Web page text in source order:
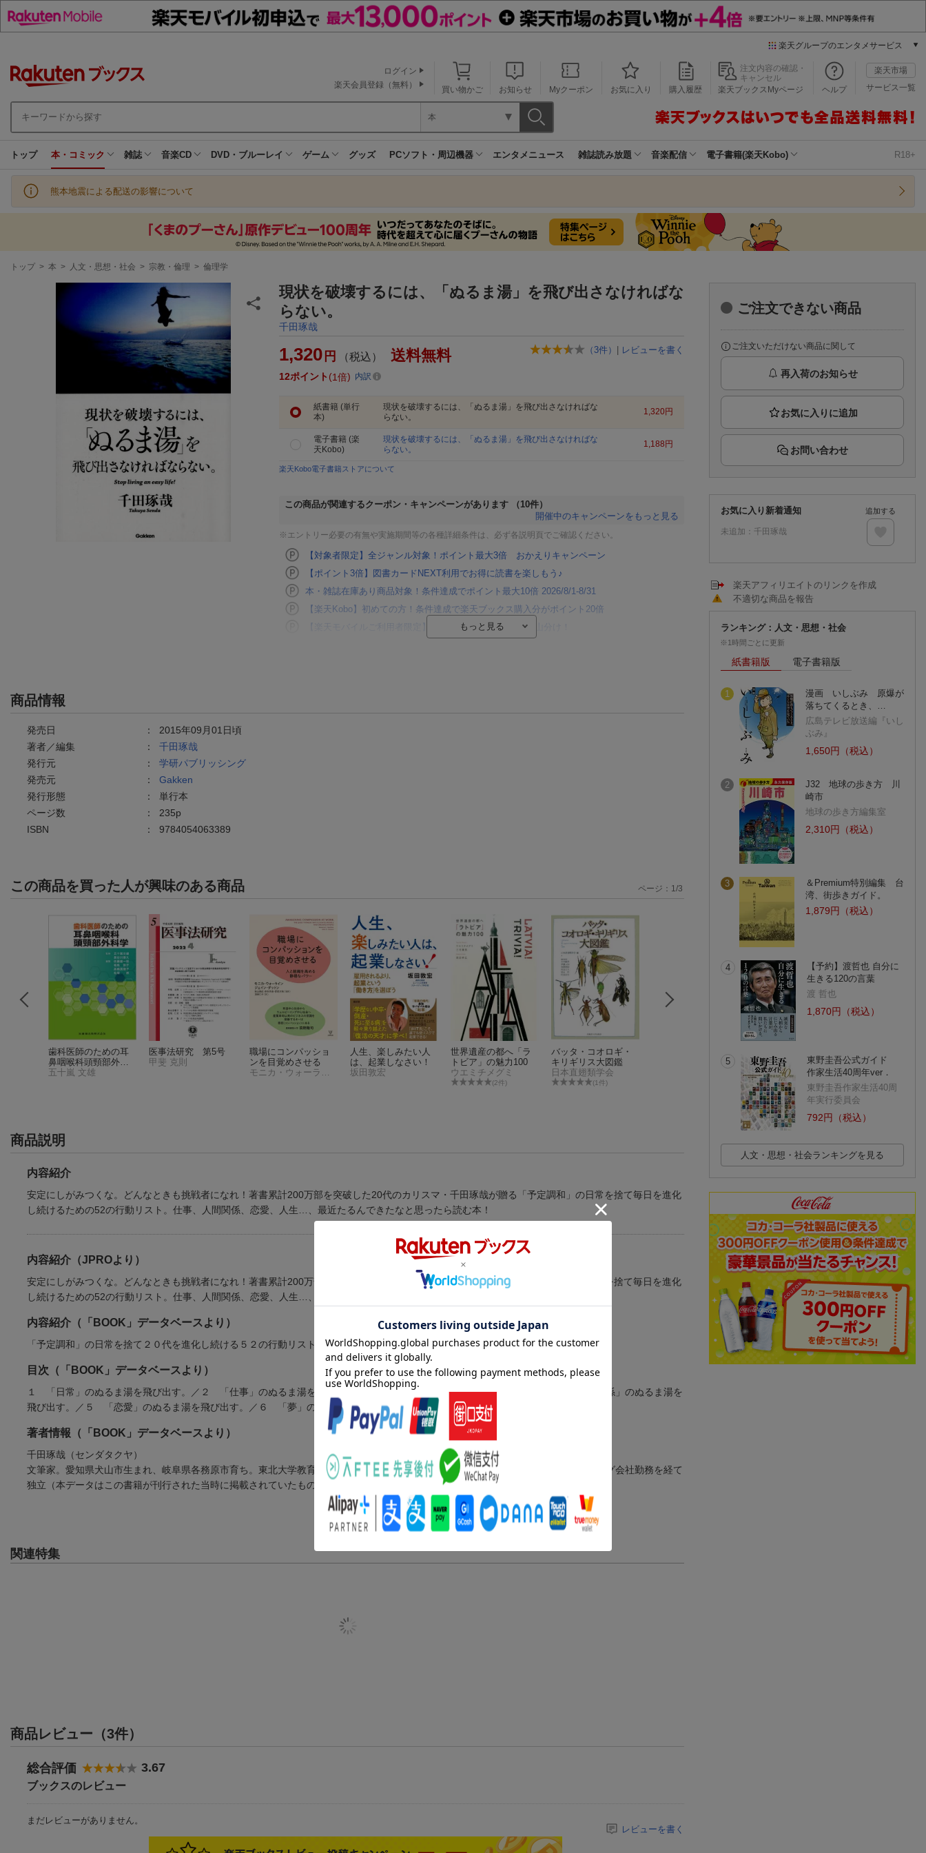
楽天グループのエンタメサービス
本/ゲーム/CD/DVD
楽天ブックス
楽天Kobo
楽天チケット
エンタメニュース
推し楽
買い物かご お知らせ Myクーポン お気に入り 購入履歴
注文内容の確認・
キャンセル
楽天ブックスMyページ
ヘルプ
楽天市場
サービス一覧
ログイン
楽天会員登録（無料）
本
トップ 本・コミック 雑誌 音楽CD DVD・ブルーレイ ゲーム グッズ PCソフト・周辺機器 エンタメニュース 雑誌読み放題 音楽配信 電子書籍(楽天Kobo) R18+
熊本地震による配送の影響について
現
トップ > 本 > 人文・思想・社会 > 宗教・倫理 > 倫理学
現状を破壊するには、「ぬるま湯」を飛び出さなければな
らない。
千田琢哉
（ 3件） | レビューを書く
1,320 円 （税込） 送料無料
12ポイント 1倍 内訳
紙書籍 (単行
本)
現状を破壊するには、「ぬるま湯」を飛び出さなければな
らない。
1,320円
電子書籍 (楽
天Kobo)
現状を破壊するには、「ぬるま湯」を飛び出さなければな
らない。
1,188 円
楽天Kobo電子書籍ストアについて
この商品が関連するクーポン・キャンペーンがあります
（10件）
開催中のキャンペーンをもっと見る
※エントリー必要の有無や実施期間等の各種詳細条件は、必ず各説明頁でご確認ください。
【対象者限定】全ジャンル対象！ポイント最大3倍 おかえりキャンペーン
【ポイント3倍】図書カードNEXT利用でお得に読書を楽しもう♪
本・雑誌在庫あり商品対象！条件達成でポイント最大10倍 2026/8/1-8/31
【楽天Kobo】初めての方！条件達成で楽天ブックス購入分がポイント20倍
【楽天モバイルご利用者限定】条件達成で100万ポイント山分け！
商品情報
発売日 ： 2015年09月01日頃
著者／編集
： 千田琢哉
発行元
： 学研パブリッシング
発売元
： Gakken
発行形態
： 単行本
ページ数
： 235p
ISBN
： 9784054063389
この商品を買った人が興味のある商品
歯科医師のための耳
鼻咽喉科頭頸部外科
学
五十嵐 文雄
医事法研究 第5号
甲斐 克則
職場にコンパッショ
ンを目覚めさせる
人生、楽しみたい人
は、起業しなさい！
坂田敦宏
世界遺産の都へ「ラ
トビア」の魅力100
ウエミチメグミ
(2件)
バッタ・コオロギ・
キリギリス大図鑑
日本直翅類学会
(1件)
OOTH PREPARATIO
アンドリュー・カーネギー
(4件)
Elizabeth Sifton
ページ： 1/3
商品説明
内容紹介
安定にしがみつくな。どんなときも挑戦者になれ！著書累計200万部を突破した20代のカリスマ・千田琢哉が贈る「予定調和」の日常を捨て毎日を進化
し続けるための52の行動リスト。仕事、人間関係、恋愛、人生…、最近たるんできたなと思ったら読む本！
内容紹介（JPROより）
安定にしがみつくな。どんなときも挑戦者になれ！著書累計200万部を突破した20代のカリスマ・千田琢哉が贈る「予定調和」の日常を捨て毎日を進化
し続けるための52の行動リスト。仕事、人間関係、恋愛、人生…、最近たるんできたなと思ったら読む本！
内容紹介（「BOOK」データベースより）
「予定調和」の日常を捨て２０代を進化し続ける５２の行動リスト。
目次（「BOOK」データベースより）
１ 「日常」のぬるま湯を飛び出す。／２ 「仕事」のぬるま湯を飛び出す。／３ 「意識」のぬるま湯を飛び出す。／４ 「人間関係」のぬるま湯を
飛び出す。／５ 「恋愛」のぬるま湯を飛び出す。／６ 「夢」のぬるま湯を飛び出す。
著者情報（「BOOK」データベースより）
千田琢哉（センダタクヤ）
文筆家。愛知県犬山市生まれ、岐阜県各務原市育ち。東北大学教育学部教育学科卒。日系損害保険会社本部、大手経営コンサルティング会社勤務を経て
独立（本データはこの書籍が刊行された当時に掲載されていたものです）
関連特集
商品レビュー（3件）
総合評価 3.67
ブックスのレビュー
まだレビューがありません。
レビューを書く
ご注文できない商品
ご注文いただけない商品に関して
再入荷のお知らせ
お問い合わせ
お気に入り新着通知
未追加： 千田琢哉
追加する
楽天アフィリエイトのリンクを作成
不適切な商品を報告
ランキング：人文・思想・社会
※1時間ごとに更新
紙書籍版 電子書籍版
1
漫画 いしぶみ 原爆が
落ちてくるとき、…
広島テレビ放送編『いし
ぶみ』
1,650円（税込）
2
J32 地球の歩き方 川
崎市
地球の歩き方編集室
2,310円（税込）
3
＆Premium特別編集 台
湾、街歩きガイド。
1,879円（税込）
4
【予約】渡哲也 自分に
生きる120の言葉
渡 哲也
1,870円（税込）
5
東野圭吾公式ガイド
作家生活40周年ver．
東野圭吾作家生活40周
年実行委員会
792円（税込）
人文・思想・社会ランキングを見る